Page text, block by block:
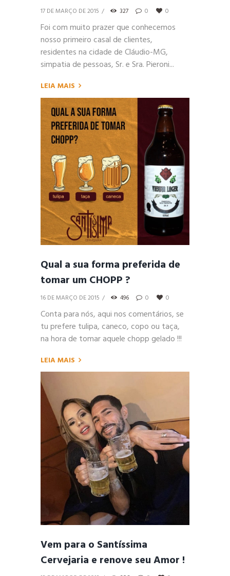
17 DE MARÇO DE 2015 327 0 0
Foi com muito prazer que conhecemos
nosso primeiro casal de clientes,
residentes na cidade de Cláudio-MG,
simpatia de pessoas, Sr. e Sra. Pieroni...
LEIA MAIS
Qual a sua forma preferida de
tomar um CHOPP ?
16 DE MARÇO DE 2015 496 0 0
Conta para nós, aqui nos comentários, se
tu prefere tulipa, caneco, copo ou taça,
na hora de tomar aquele chopp gelado !!!
LEIA MAIS
Vem para o Santíssima
Cervejaria e renove seu Amor !